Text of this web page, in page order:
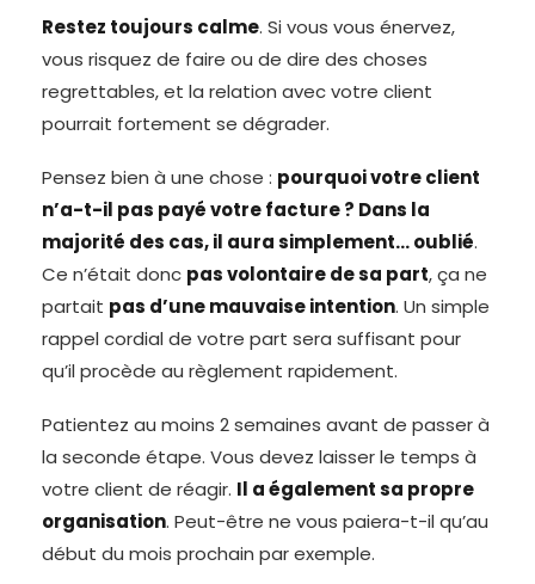
Restez toujours calme. Si vous vous énervez,
vous risquez de faire ou de dire des choses
regrettables, et la relation avec votre client
pourrait fortement se dégrader.
Pensez bien à une chose : pourquoi votre client
n’a-t-il pas payé votre facture ? Dans la
majorité des cas, il aura simplement… oublié.
Ce n’était donc pas volontaire de sa part, ça ne
partait pas d’une mauvaise intention. Un simple
rappel cordial de votre part sera suffisant pour
qu’il procède au règlement rapidement.
Patientez au moins 2 semaines avant de passer à
la seconde étape. Vous devez laisser le temps à
votre client de réagir. Il a également sa propre
organisation. Peut-être ne vous paiera-t-il qu’au
début du mois prochain par exemple.